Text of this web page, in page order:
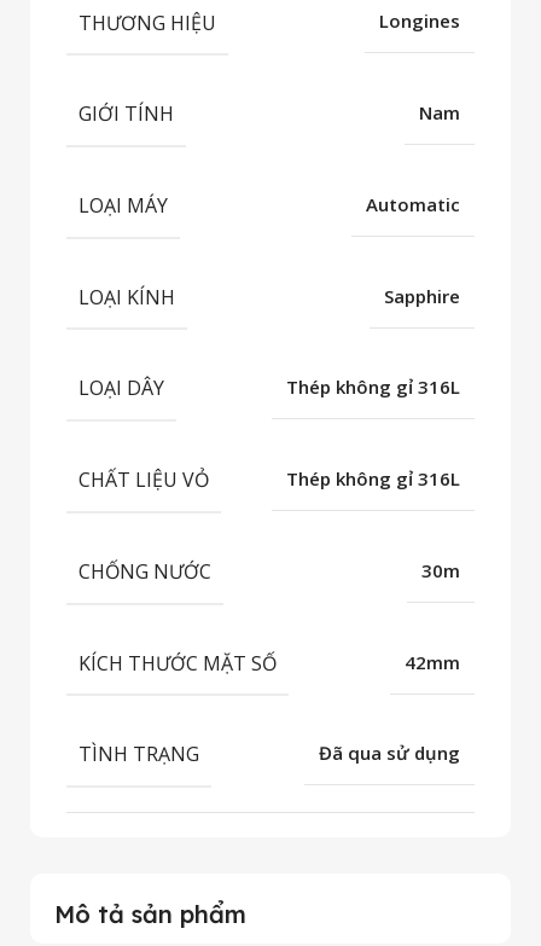
Mô tả sản phẩm
THƯƠNG HIỆU Longines
GIỚI TÍNH Nam
LOẠI MÁY Automatic
LOẠI KÍNH Sapphire
LOẠI DÂY Thép không gỉ 316L
CHẤT LIỆU VỎ Thép không gỉ 316L
CHỐNG NƯỚC 30m
KÍCH THƯỚC MẶT SỐ 42mm
TÌNH TRẠNG Đã qua sử dụng